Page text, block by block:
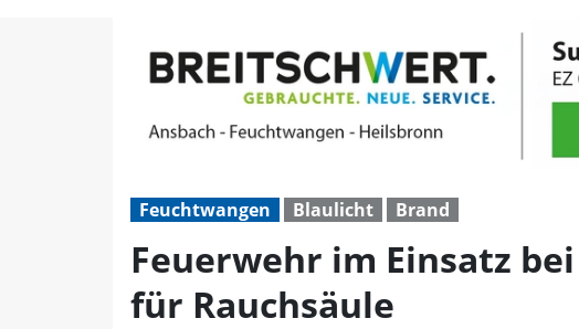
Feuerwehr im Einsatz bei
Feuchtwangen Blaulicht Brand
Feuerwehr im Einsatz
für Rauchsäule